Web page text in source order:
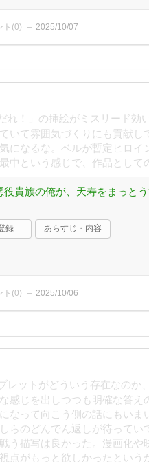
ト(0) 2025/10/07
れ！」の挿絵がミスリード効
いて雰囲気づくりにも貢献し
になるな。ベルが暫定ヒロイ
中という感じで、作品として
役貴族の俺が、天寿をまっと
録 あらすじ・内容
ト(0) 2025/10/06
レットがどういう存在なのか
感じを出しつつも明確な答え
なって向こう側の話にもいま
らのどんでん返しが待ってい
う描写は良かった。漫画化や
点がもっと欲しかったという